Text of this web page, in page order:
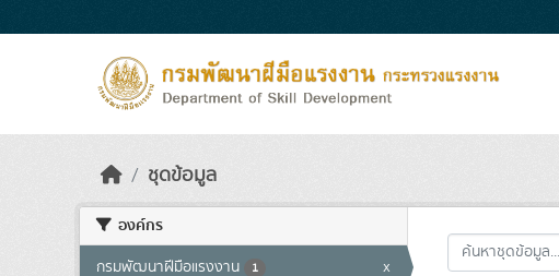
ชุดข้อมูล
องค์กร
กรมพัฒนาฝีมือแรงงาน 1 x